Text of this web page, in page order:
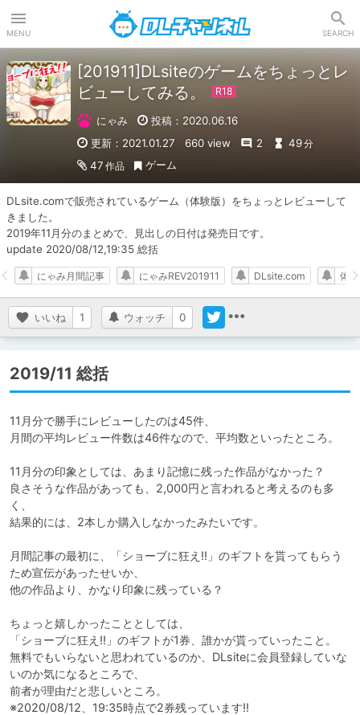
MENU SEARCH
[201911]DLsiteのゲームをちょっとレ
ビューしてみる。
にゃみ
投稿：2020.06.16
更新：2021.01.27
660 view 2 49分
47 作品 ゲーム
DLsite.comで販売されているゲーム（体験版）をちょっとレビューして
きました。
2019年11月分のまとめで、見出しの日付は発売日です。
update 2020/08/12,19:35 総括
いいね 1 ウォッチ 0
にゃみ月間記事 にゃみREV201911 DLsite.com 体
2019/11 総括
11月分で勝手にレビューしたのは45件、
月間の平均レビュー件数は46件なので、平均数といったところ。
11月分の印象としては、あまり記憶に残った作品がなかった？
良さそうな作品があっても、2,000円と言われると考えるのも多
く、
結果的には、2本しか購入しなかったみたいです。
月間記事の最初に、「ショーブに狂え!!」のギフトを貰ってもらう
ため宣伝があったせいか、
他の作品より、かなり印象に残っている？
ちょっと嬉しかったこととしては、
「ショーブに狂え!!」のギフトが1券、誰かが貰っていったこと。
無料でもいらないと思われているのか、DLsiteに会員登録していな
いのか気になるところで、
前者が理由だと悲しいところ。
※2020/08/12、19:35時点で2券残っています!!